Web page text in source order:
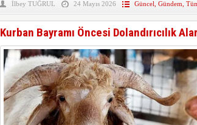
İlbey TUĞRUL 24 Mayıs 2026 Güncel Gündem
Kurban Bayramı Öncesi Dolandırıcılık